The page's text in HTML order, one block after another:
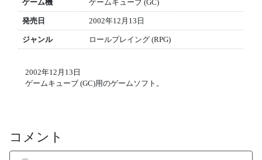
ゲーム機 ゲームキューブ (GC)
発売日 2002年12月13日
ジャンル ロールプレイング (RPG)
2002年12月13日
ゲームキューブ (GC)用のゲームソフト。
コメント